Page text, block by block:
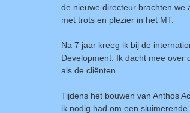
de nieuwe directeur brachten we
met trots en plezier in het MT.
Na 7 jaar kreeg ik bij de
Development. Ik dacht mee over
als de cliënten.
Tijdens het bouwen van Anthos
ik nodig had om een